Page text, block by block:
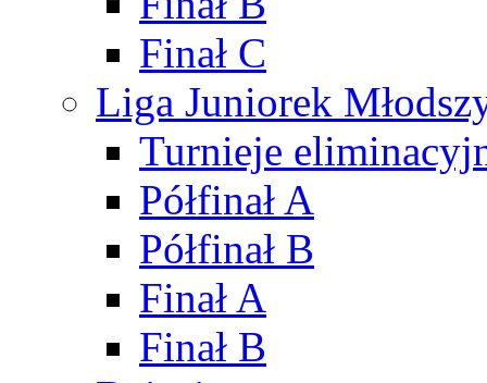
Finał C
Liga Juniorek
Turnieje
Półfinał A
Półfinał B
Finał A
Finał B